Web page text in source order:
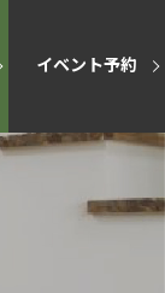
イベント予約